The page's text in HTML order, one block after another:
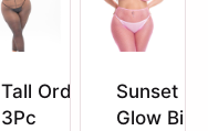
Tall Order
3Pc
Sunset
Glow Bike